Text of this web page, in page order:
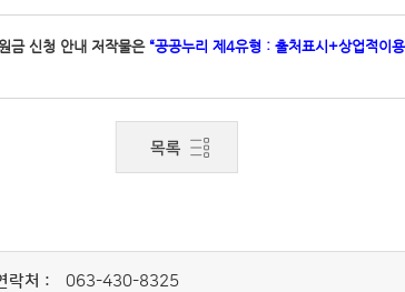
금 신청 안내 저작물은 “공공누리 제4유형 : 출처표시+상업적이
락처 : 063-430-8325